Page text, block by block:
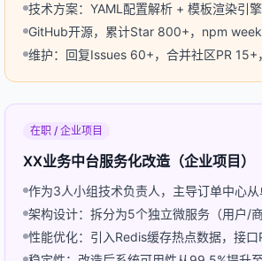
技术方案：YAML配置解析 + 模板渲染引
GitHub开源，累计Star 800+，npm
维护：回复Issues 60+，合并社区PR
在职 / 企业项目
XX业务中台服务化改造（企业项目）
作为3人小组技术负责人，主导订单中心
架构设计：拆分为5个独立微服务（用户/
性能优化：引入Redis缓存热点数据，接